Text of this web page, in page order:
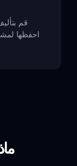
قم
احفظها